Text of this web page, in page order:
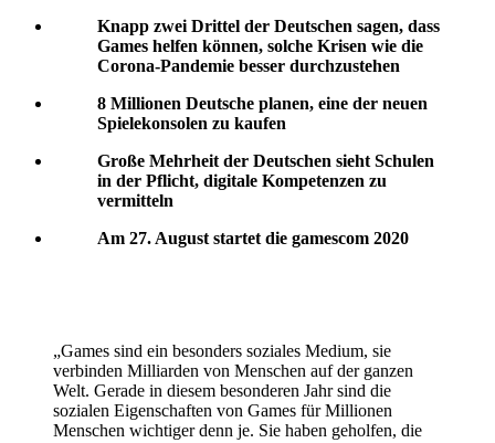
Knapp zwei Drittel der Deutschen sagen, dass
Games helfen können, solche Krisen wie die
Corona-Pandemie besser durchzustehen
8 Millionen Deutsche planen, eine der neuen
Spielekonsolen zu kaufen
Große Mehrheit der Deutschen sieht Schulen
in der Pflicht, digitale Kompetenzen zu
vermitteln
Am 27. August startet die gamescom 2020
„Games sind ein besonders soziales Medium, sie
verbinden Milliarden von Menschen auf der ganzen
Welt. Gerade in diesem besonderen Jahr sind die
sozialen Eigenschaften von Games für Millionen
Menschen wichtiger denn je. Sie haben geholfen, die